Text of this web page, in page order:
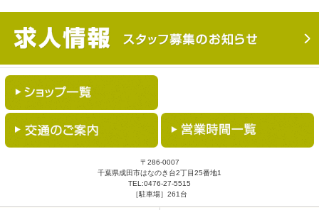
〒286-0007
千葉県成田市はなのき台2丁目25番地1
TEL:0476-27-5515
［駐車場］261台